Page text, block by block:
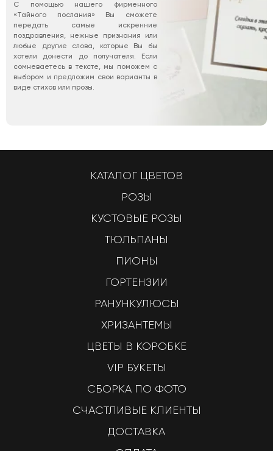
С помощью нашего фирменного
«Тайного послания» Вы сможете
передать самые искренние
поздравления, нежные признания или
любые другие слова, которые Вы бы
хотели донести до получателя. Если
сомневаетесь в тексте, мы поможем с
выбором и предложим свои варианты в
виде стихов или прозы.
КАТАЛОГ ЦВЕТОВ
РОЗЫ
КУСТОВЫЕ РОЗЫ
ТЮЛЬПАНЫ
ПИОНЫ
ГОРТЕНЗИИ
РАНУНКУЛЮСЫ
ХРИЗАНТЕМЫ
ЦВЕТЫ В КОРОБКЕ
VIP БУКЕТЫ
СБОРКА ПО ФОТО
СЧАСТЛИВЫЕ КЛИЕНТЫ
ДОСТАВКА